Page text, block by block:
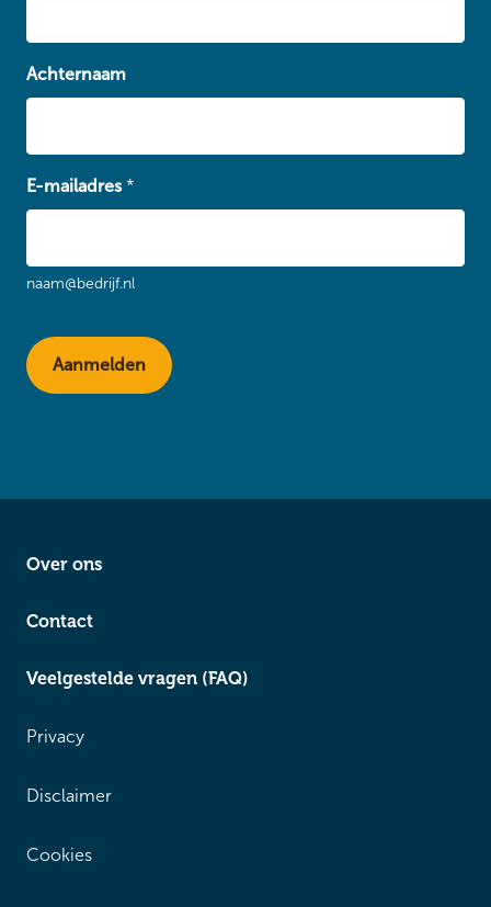
Achternaam
E-mailadres*
naam@bedrijf.nl
Over ons
Contact
Veelgestelde vragen (FAQ)
Privacy
Disclaimer
Cookies